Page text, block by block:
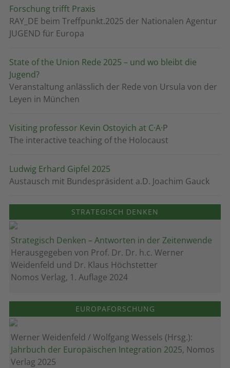
Forschung trifft Praxis
RAY_DE beim Treffpunkt.2025 der Nationalen Agentur
JUGEND für Europa
State of the Union Rede 2025 – und wo bleibt die
Jugend?
Veranstaltung anlässlich der Rede von Ursula von der
Leyen in München
Visiting professor Kevin Ostoyich at C·A·P
The interactive teaching of the Holocaust
Ludwig Erhard Gipfel 2025
Austausch mit Bundespräsident a.D. Joachim Gauck
STRATEGISCH DENKEN
Strategisch Denken – Antworten in der Zeitenwende
Herausgegeben von Prof. Dr. Dr. h.c. Werner
Weidenfeld und Dr. Klaus Höchstetter
Nomos Verlag, 1. Auflage 2024
EUROPAFORSCHUNG
Werner Weidenfeld / Wolfgang Wessels (Hrsg.):
Jahrbuch der Europäischen Integration 2025, Nomos
Verlag 2025